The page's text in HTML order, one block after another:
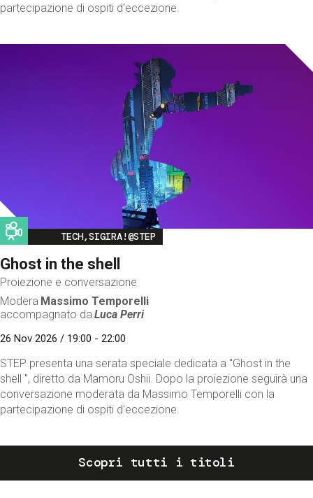
partecipazione di ospiti d'eccezione.
Image
TECH,SIGIRA!@STEP
Ghost in the shell
Proiezione e conversazione
Modera Massimo Temporelli
accompagnato da Luca Perri
26 Nov 2026 / 19:00 - 22:00
STEP presenta una serata speciale dedicata a "Ghost in the
shell ", diretto da Mamoru Oshii. Dopo la proiezione seguirà una
conversazione moderata da Massimo Temporelli con la
partecipazione di ospiti d'eccezione.
Scopri tutti i titoli